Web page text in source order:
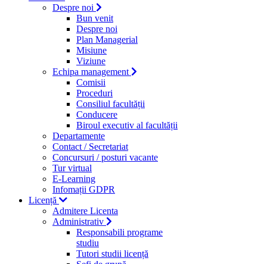
Despre noi
Bun venit
Despre noi
Plan Managerial
Misiune
Viziune
Echipa management
Comisii
Proceduri
Consiliul facultății
Conducere
Biroul executiv al facultății
Departamente
Contact / Secretariat
Concursuri / posturi vacante
Tur virtual
E-Learning
Infomații GDPR
Licență
Admitere Licenta
Administrativ
Responsabili programe
studiu
Tutori studii licență